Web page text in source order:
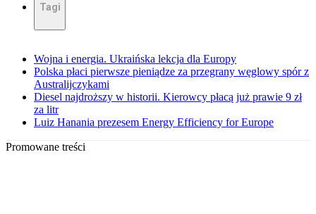
Tagi
Wojna i energia. Ukraińska lekcja dla Europy
Polska płaci pierwsze pieniądze za przegrany węglowy spór z
Australijczykami
Diesel najdroższy w historii. Kierowcy płacą już prawie 9 zł
za litr
Luiz Hanania prezesem Energy Efficiency for Europe
Promowane treści